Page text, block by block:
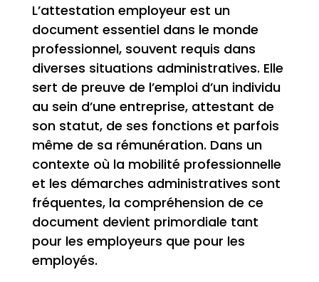
L’attestation employeur est un
document essentiel dans le monde
professionnel, souvent requis dans
diverses situations administratives. Elle
sert de preuve de l’emploi d’un individu
au sein d’une entreprise, attestant de
son statut, de ses fonctions et parfois
même de sa rémunération. Dans un
contexte où la mobilité professionnelle
et les démarches administratives sont
fréquentes, la compréhension de ce
document devient primordiale tant
pour les employeurs que pour les
employés.